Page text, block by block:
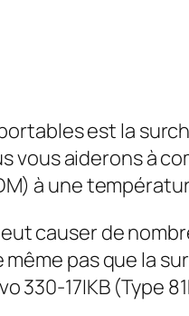
est la
aiderons à
à une
causer de
pas que la
17IKB (Type